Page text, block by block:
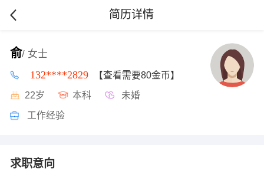
简历详情
俞/ 女士
132****2829 【查看需要80金币】
22岁 本科 未婚
工作经验
求职意向